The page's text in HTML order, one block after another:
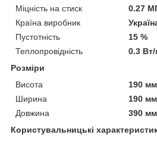
Міцність на стиск
0.27
Країна виробник
Пустотність
15 %
Теплопровідність
0.3
Розміри
Висота
190 мм
Ширина
190 мм
Довжина
390 мм
Користувальницькі